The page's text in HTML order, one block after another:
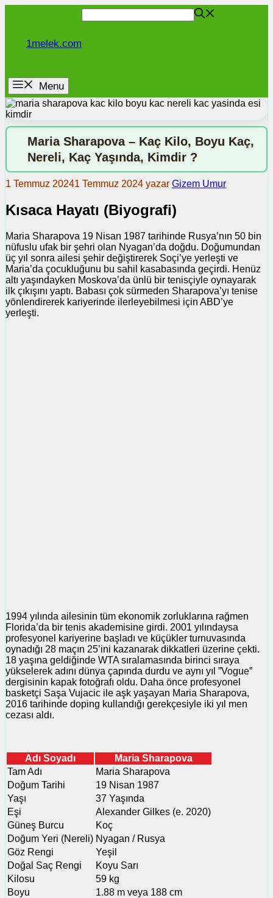
1melek.com
Menu
Maria Sharapova – Kaç Kilo, Boyu Kaç,
Nereli, Kaç Yaşında, Kimdir ?
1 Temmuz 20241 Temmuz 2024 yazarGizem Umur
Kısaca Hayatı (Biyografi)
Maria Sharapova 19 Nisan 1987 tarihinde Rusya’nın 50 bin
nüfuslu ufak bir şehri olan Nyagan’da doğdu. Doğumundan
üç yıl sonra ailesi şehir değiştirerek Soçi’ye yerleşti ve
Maria’da çocukluğunu bu sahil kasabasında geçirdi. Henüz
altı yaşındayken Moskova’da ünlü bir tenisçiyle oynayarak
ilk çıkışını yaptı. Babası çok sürmeden Sharapova’yı tenise
yönlendirerek kariyerinde ilerleyebilmesi için ABD’ye
yerleşti.
1994 yılında ailesinin tüm ekonomik zorluklarına rağmen
Florida’da bir tenis akademisine girdi. 2001 yılındaysa
profesyonel kariyerine başladı ve küçükler turnuvasında
oynadığı 28 maçın 25’ini kazanarak dikkatleri üzerine çekti.
18 yaşına geldiğinde WTA sıralamasında birinci sıraya
yükselerek adını dünya çapında durdu ve aynı yıl ”Vogue”
dergisinin kapak fotoğrafı oldu. Daha önce profesyonel
basketçi Saşa Vujacic ile aşk yaşayan Maria Sharapova,
2016 tarihinde doping kullandığı gerekçesiyle iki yıl men
cezası aldı.
Adı Soyadı
Maria Sharapova
Tam Adı
Maria Sharapova
Doğum Tarihi
19 Nisan 1987
Yaşı
37 Yaşında
Eşi
Alexander Gilkes (e. 2020)
Güneş Burcu
Koç
Doğum Yeri (Nereli) Nyagan / Rusya
Göz Rengi
Yeşil
Doğal Saç Rengi
Koyu Sarı
Kilosu
59 kg
Boyu
1.88 m veya 188 cm